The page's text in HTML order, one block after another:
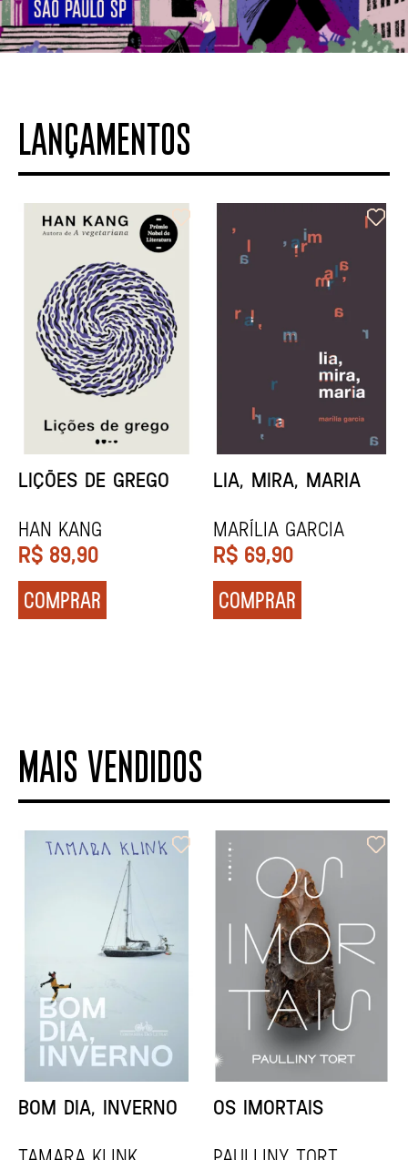
LANÇAMENTOS
MINHA MÃE E A
Marina Tvetáieva
R$ 49,90
COMPRAR
TODA CAIXA-PRETA
Jeovanna Vieira
R$ 89,90
COMPRAR
MAIS VENDIDOS
ORIXÁS
ORAÇÃO PARA